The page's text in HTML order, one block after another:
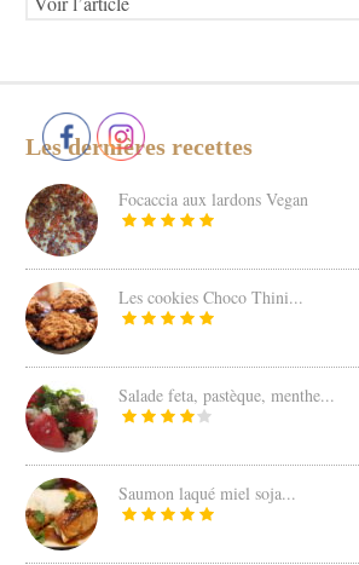
Les dernières recettes
Focaccia aux lardons Vegan
Les cookies Choco Thini...
Salade feta, pastèque, menthe...
Saumon laqué miel soja...